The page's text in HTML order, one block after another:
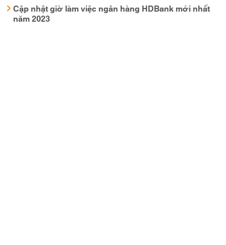
Cập nhật giờ làm việc ngân hàng HDBank mới nhất
năm 2023